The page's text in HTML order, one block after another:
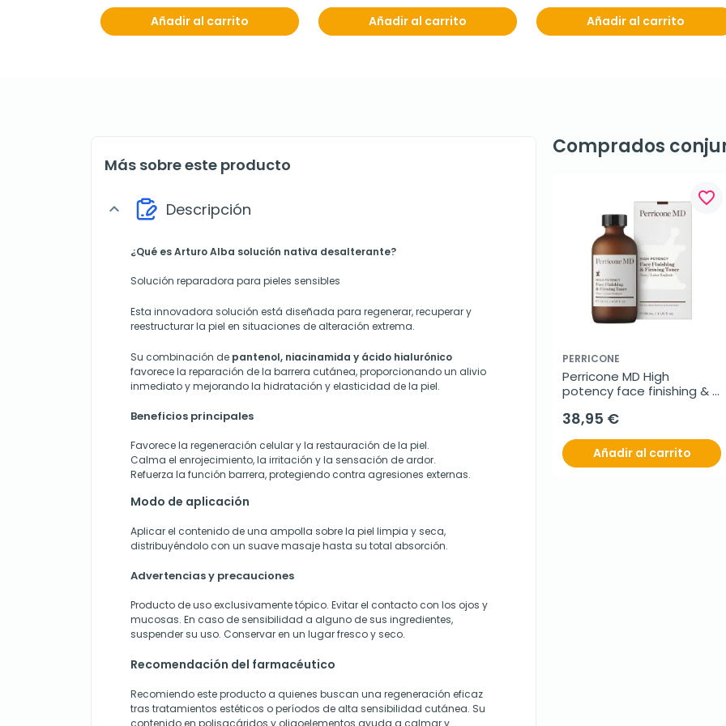
Añadir al carrito Añadir al carrito Añadir al carrito
Más sobre este producto
expand_more Descripción
¿Qué es Arturo Alba solución nativa desalterante?
Solución reparadora para pieles sensibles
Esta innovadora solución está diseñada para regenerar, recuperar y
reestructurar la piel en situaciones de alteración extrema.
Su combinación de pantenol, niacinamida y ácido hialurónico
favorece la reparación de la barrera cutánea, proporcionando un alivio
inmediato y mejorando la hidratación y elasticidad de la piel.
Beneficios principales
Favorece la regeneración celular y la restauración de la piel.
Calma el enrojecimiento, la irritación y la sensación de ardor.
Refuerza la función barrera, protegiendo contra agresiones externas.
Modo de aplicación
Aplicar el contenido de una ampolla sobre la piel limpia y seca,
distribuyéndolo con un suave masaje hasta su total absorción.
Advertencias y precauciones
Producto de uso exclusivamente tópico. Evitar el contacto con los ojos y
mucosas. En caso de sensibilidad a alguno de sus ingredientes,
suspender su uso. Conservar en un lugar fresco y seco.
Recomendación del farmacéutico
Recomiendo este producto a quienes buscan una regeneración eficaz
tras tratamientos estéticos o períodos de alta sensibilidad cutánea. Su
Comprados
favorite_border
PERRICONE
Perricone MD High
potency face finishing &
38,95 €
Añadir al carrito